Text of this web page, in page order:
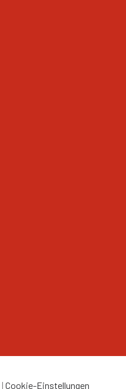
| Cookie-Einstellungen